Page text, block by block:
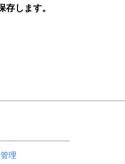
存します。
理